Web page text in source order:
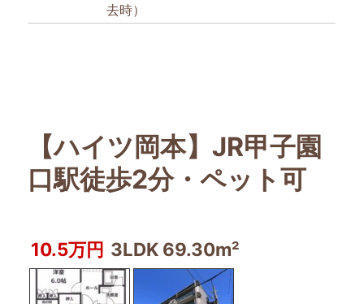
去時）
【ハイツ岡本】JR甲子園
口駅徒歩2分・ペット可
10.5万円 3LDK 69.30m²